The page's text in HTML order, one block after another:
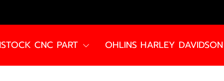
CNC PART OHLINS HARLEY DAVIDSON